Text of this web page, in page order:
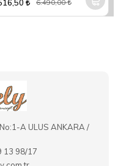
6.490,00
A ULUS ANKARA /
13 98/17